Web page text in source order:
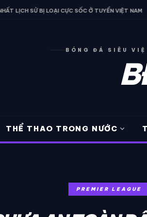
CỰC SỐC Ở TUYỂN VIỆT NAM • BÁO
BÓNG ĐÁ SIÊU
THỂ THAO TRONG NƯỚC expand_more
PREMIER LEAGUE